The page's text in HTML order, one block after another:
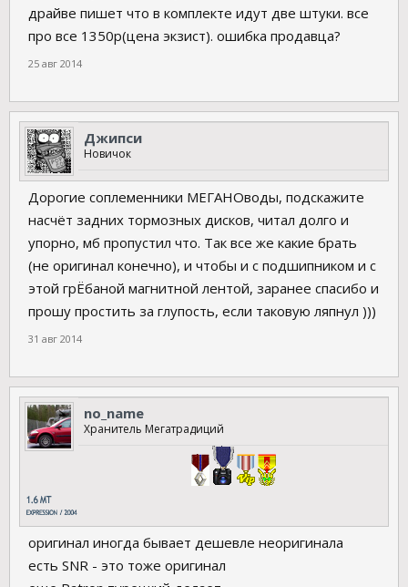
драйве пишет что в комплекте идут две штуки. все
про все 1350р(цена экзист). ошибка продавца?
25 авг 2014
Джипси
Новичок
Дорогие соплеменники МЕГАНОводы, подскажите
насчёт задних тормозных дисков, читал долго и
упорно, мб пропустил что. Так все же какие брать
(не оригинал конечно), и чтобы и с подшипником и с
этой грЁбаной магнитной лентой, заранее спасибо и
прошу простить за глупость, если таковую ляпнул )))
31 авг 2014
no_name
Хранитель Мегатрадиций
оригинал иногда бывает дешевле неоригинала
есть SNR - это тоже оригинал